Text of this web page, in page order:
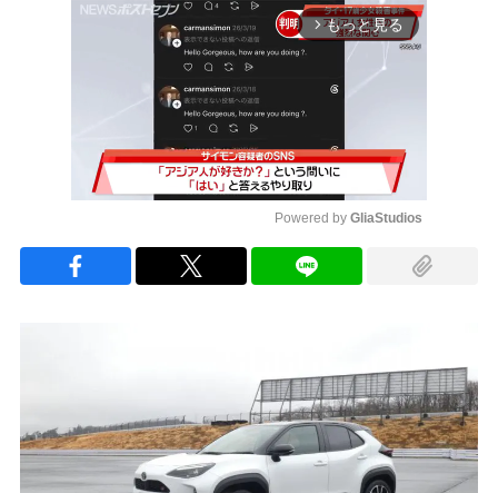
arrow_forward_ios もっと見る
Powered by GliaStudios